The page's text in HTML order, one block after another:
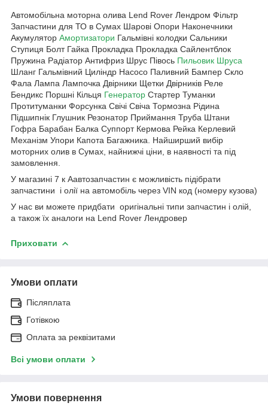
Автомобільна моторна олива Lend Rover Лендром Фільтр
Запчастини для ТО в Сумах Шарові Опори Наконечники
Акумулятор Амортизатори Гальмівні колодки Сальники
Ступиця Болт Гайка Прокладка Прокладка Сайлентблок
Пружина Радіатор Антифриз Шрус Півось Пильовик Шруса
Шланг Гальмівний Циліндр Насосо Паливний Бампер Скло
Фала Лампа Лампочка Двірники Щетки Двірників Реле
Бендикс Поршні Кільця Генератор Стартер Туманки
Протитуманки Форсунка Свічі Свіча Тормозна Рідина
Підшипнік Глушник Резонатор Приймання Труба Штани
Гофра Барабан Балка Суппорт Кермова Рейка Керлевий
Механізм Упори Капота Багажника. Найширший вибір
моторних олив в Сумах, найнижчі ціни, в наявності та під
замовлення.
У магазині 7 к Аавтозапчастин є можливість підібрати
запчастини і олії на автомобіль через VIN код (номеру кузова)
У нас ви можете придбати оригінальні типи запчастин і олій,
а також їх аналоги на Lend Rover Лендровер
Приховати
Умови оплати
Післяплата
Готівкою
Оплата за реквізитами
Всі умови оплати
Умови повернення